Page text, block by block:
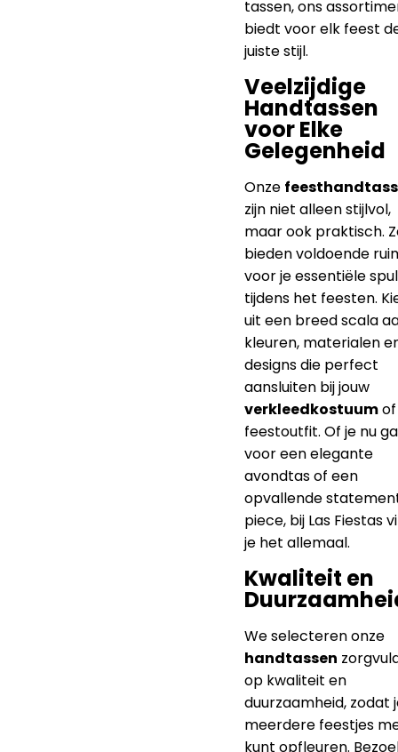
tassen, ons
biedt voor elk feest
juiste stijl.
Veelzijdige
Handtassen
voor Elke
Gelegenheid
Onze
zijn niet alleen stijlvol,
maar ook praktisch.
bieden voldoende
voor je essentiële
tijdens het feesten.
uit een breed scala
kleuren, materialen
designs die perfect
aansluiten bij jouw
verkleedkostuumof
feestoutfit. Of je nu
voor een elegante
avondtas of een
opvallende
piece, bij Las Fiestas
je het allemaal.
Kwaliteit en
We selecteren onze
handtassen
op kwaliteit en
duurzaamheid, zodat
meerdere feestjes
kunt opfleuren.